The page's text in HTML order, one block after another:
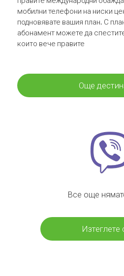
мобилни телефони на ниски
подновявате вашия план. С
абонамент можете да
които вече правите
Още
Все още
Изтеглете